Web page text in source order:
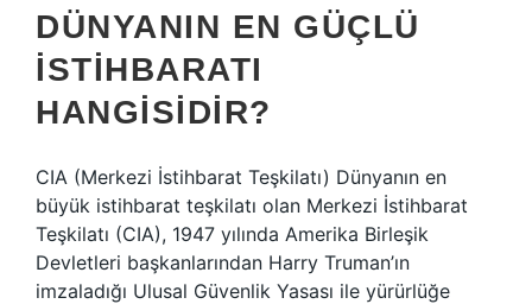
DÜNYANIN EN GÜÇLÜ
ISTIHBARATI
HANGISIDIR?
CIA (Merkezi İstihbarat Teşkilatı) Dünyanın en
büyük istihbarat teşkilatı olan Merkezi İstihbarat
Teşkilatı (CIA), 1947 yılında Amerika Birleşik
Devletleri başkanlarından Harry Truman’ın
imzaladığı Ulusal Güvenlik Yasası ile yürürlüğe